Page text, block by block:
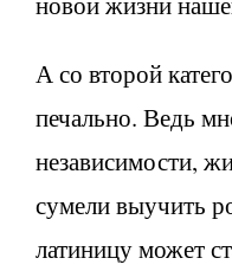
А со второй
печально. Ведь
независимости,
сумели выучить
латиницу может